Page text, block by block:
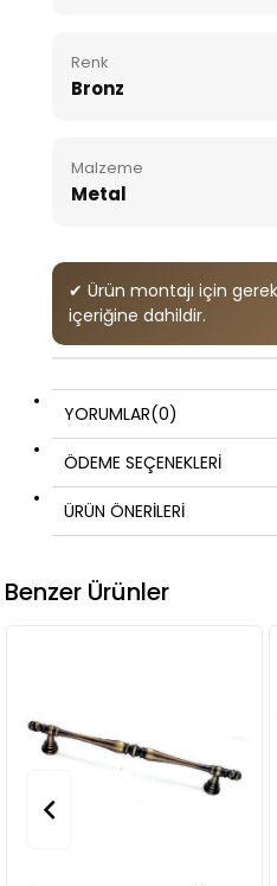
Renk
Bronz
Malzeme
Metal
✔ Ürün montajı için
içeriğine dahildir.
YORUMLAR(0)
ÖDEME SEÇENEKLERI
ÜRÜN ÖNERILERI
Benzer Ürünler